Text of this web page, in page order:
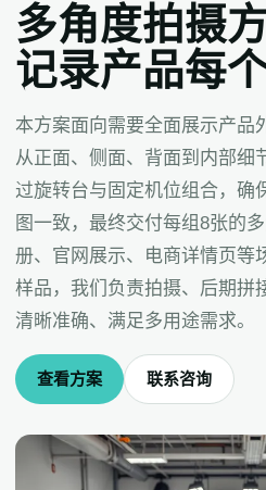
多角度拍摄
记录产品每
本方案面向需要全面展示产品
从正面、侧面、背面到内部细
过旋转台与固定机位组合，确
图一致，最终交付每组8张的
册、官网展示、电商详情页等
样品，我们负责拍摄、后期拼
清晰准确、满足多用途需求。
查看方案 联系咨询